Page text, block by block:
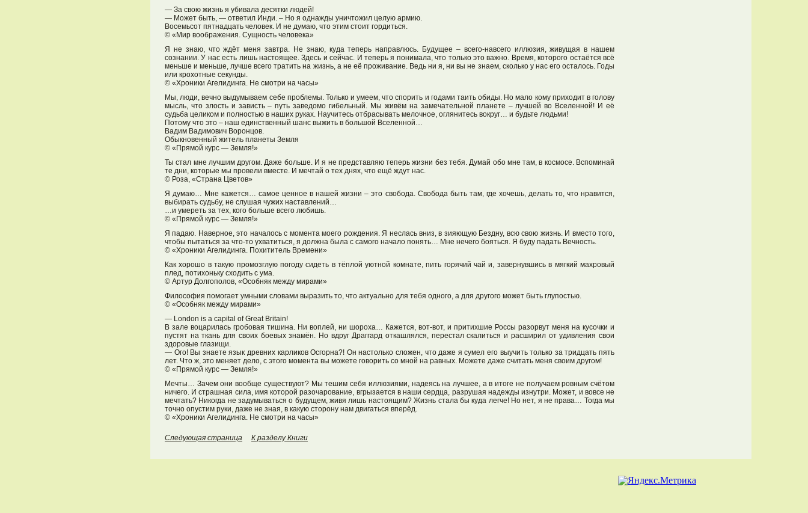
— За свою жизнь я убивала десятки людей!
— Может быть, — ответил Инди. – Но я однажды уничтожил целую армию.
Восемьсот пятнадцать человек. И не думаю, что этим стоит гордиться.
© «Мир воображения. Сущность человека»
Я не знаю, что ждёт меня завтра. Не знаю, куда теперь направлюсь. Будущее – всего-навсего иллюзия, живущая в нашем
сознании. У нас есть лишь настоящее. Здесь и сейчас. И теперь я понимала, что только это важно. Время, которого остаётся всё
меньше и меньше, лучше всего тратить на жизнь, а не её проживание. Ведь ни я, ни вы не знаем, сколько у нас его осталось. Годы
или крохотные секунды.
© «Хроники Агелидинга. Не смотри на часы»
Мы, люди, вечно выдумываем себе проблемы. Только и умеем, что спорить и годами таить обиды. Но мало кому приходит в голову
мысль, что злость и зависть – путь заведомо гибельный. Мы живём на замечательной планете – лучшей во Вселенной! И её
судьба целиком и полностью в наших руках. Научитесь отбрасывать мелочное, оглянитесь вокруг… и будьте людьми!
Потому что это – наш единственный шанс выжить в большой Вселенной…
Вадим Вадимович Воронцов.
Обыкновенный житель планеты Земля
© «Прямой курс — Земля!»
Ты стал мне лучшим другом. Даже больше. И я не представляю теперь жизни без тебя. Думай обо мне там, в космосе. Вспоминай
те дни, которые мы провели вместе. И мечтай о тех днях, что ещё ждут нас.
© Роза, «Страна Цветов»
Я думаю… Мне кажется… самое ценное в нашей жизни – это свобода. Свобода быть там, где хочешь, делать то, что нравится,
выбирать судьбу, не слушая чужих наставлений…
…и умереть за тех, кого больше всего любишь.
© «Прямой курс — Земля!»
Я падаю. Наверное, это началось с момента моего рождения. Я неслась вниз, в зияющую Бездну, всю свою жизнь. И вместо того,
чтобы пытаться за что-то ухватиться, я должна была с самого начало понять… Мне нечего бояться. Я буду падать Вечность.
© «Хроники Агелидинга. Похититель Времени»
Как хорошо в такую промозглую погоду сидеть в тёплой уютной комнате, пить горячий чай и, завернувшись в мягкий махровый
плед, потихоньку сходить с ума.
© Артур Долгополов, «Особняк между мирами»
Философия помогает умными словами выразить то, что актуально для тебя одного, а для другого может быть глупостью.
© «Особняк между мирами»
— London is a capital of Great Britain!
В зале воцарилась гробовая тишина. Ни воплей, ни шороха… Кажется, вот-вот, и притихшие Россы разорвут меня на кусочки и
пустят на ткань для своих боевых знамён. Но вдруг Драггард откашлялся, перестал скалиться и расширил от удивления свои
здоровые глазищи.
— Ого! Вы знаете язык древних карликов Осгорна?! Он настолько сложен, что даже я сумел его выучить только за тридцать пять
лет. Что ж, это меняет дело, с этого момента вы можете говорить со мной на равных. Можете даже считать меня своим другом!
© «Прямой курс — Земля!»
Мечты… Зачем они вообще существуют? Мы тешим себя иллюзиями, надеясь на лучшее, а в итоге не получаем ровным счётом
ничего. И страшная сила, имя которой разочарование, вгрызается в наши сердца, разрушая надежды изнутри. Может, и вовсе не
мечтать? Никогда не задумываться о будущем, живя лишь настоящим? Жизнь стала бы куда легче! Но нет, я не права… Тогда мы
точно опустим руки, даже не зная, в какую сторону нам двигаться вперёд.
© «Хроники Агелидинга. Не смотри на часы»
Следующая страница К разделу Книги